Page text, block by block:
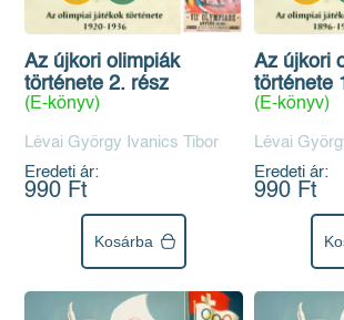
Az újkori olimpiák
története 2. rész
(E-könyv)
Lévai György Ivanics Tibor
Eredeti ár:
990 Ft
Kosárba
Az újkori
története
(E-könyv)
Lévai
Eredeti ár:
990 Ft